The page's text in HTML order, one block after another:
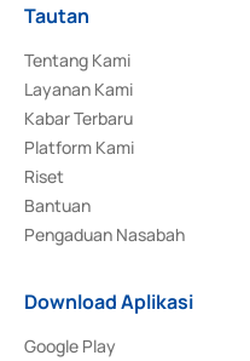
Tautan
Tentang Kami
Layanan Kami
Kabar Terbaru
Platform Kami
Riset
Bantuan
Pengaduan Nasabah
Download Aplikasi
Google Play